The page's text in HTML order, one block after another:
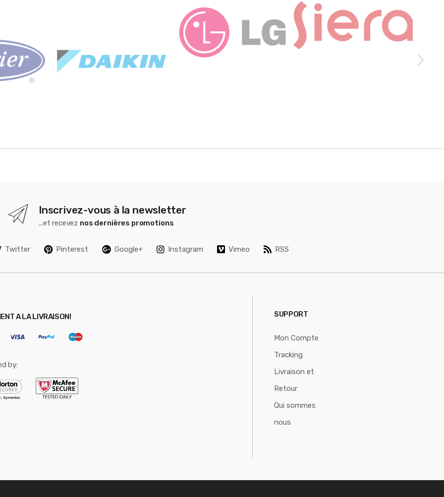
Inscrivez-vous à la newsletter
...et recevez nos dernières promotions
Twitter Pinterest Google+ Instagram Vimeo RSS
A LA LIVRAISON!
by:
SUPPORT
Mon Compte
Tracking
Livraison et
Retour
Qui sommes
nous